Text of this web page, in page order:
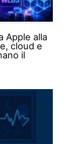
Apple alla
cloud e
il